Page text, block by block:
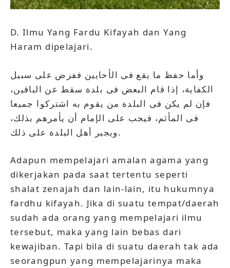
D. Ilmu Yang Fardu Kifayah dan Yang
Haram dipelajari.
وأما حفظ ما يقع فى الأحايين ففرض على سبيل
الكفاية، إذا قام البعض فى بلدة سقط عن الباقين،
فإن لم يكن فى البلدة من يقوم به اشتركوا جميعا
فى المأثم، فيجب على الإمام أن يأمرهم بذلك،
ويجبر أهل البلدة على ذلك.
Adapun mempelajari amalan agama yang
dikerjakan pada saat tertentu seperti
shalat zenajah dan lain-lain, itu hukumnya
fardhu kifayah. Jika di suatu tempat/daerah
sudah ada orang yang mempelajari ilmu
tersebut, maka yang lain bebas dari
kewajiban. Tapi bila di suatu daerah tak ada
seorangpun yang mempelajarinya maka